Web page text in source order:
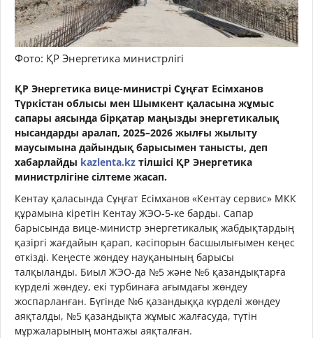
Фото: ҚР Энергетика министрлігі
ҚР Энергетика вице-министрі Сұңғат Есімханов
Түркістан облысы мен Шымкент қаласына жұмыс
сапары аясында бірқатар маңызды энергетикалық
нысандарды аралап, 2025–2026 жылғы жылыту
маусымына дайындық барысымен танысты, деп
хабарлайды kazlenta.kz тілшісі ҚР Энергетика
министрлігіне сілтеме жасап.
Кентау қаласында Сұңғат Есімханов «Кентау сервис» МКК
құрамына кіретін Кентау ЖЭО-5-ке барды. Сапар
барысында вице-министр энергетикалық жабдықтардың
қазіргі жағдайын қарап, кәсіпорын басшылығымен кеңес
өткізді. Кеңесте жөндеу науқанының барысы
талқыланды. Биыл ЖЭО-да №5 және №6 қазандықтарға
күрделі жөндеу, екі турбинаға ағымдағы жөндеу
жоспарланған. Бүгінде №6 қазандыққа күрделі жөндеу
аяқталды, №5 қазандықта жұмыс жалғасуда, түтін
мұржаларының монтажы аяқталған.